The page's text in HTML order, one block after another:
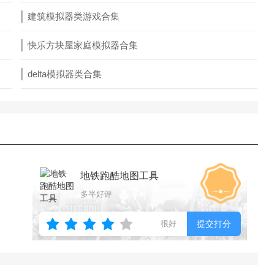
建筑模拟器类游戏合集
快乐方块屋家庭模拟器合集
delta模拟器类合集
地铁跑酷地图工具
多半好评
很好 提交打分